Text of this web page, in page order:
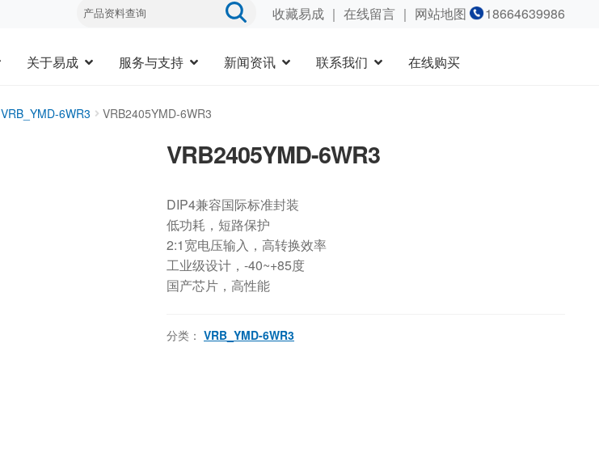
收藏易成｜ 在线留言｜ 网站地图 18664639986
关于易成 服务与支持 新闻资讯 联系我们 在线购买
VRB_YMD-6WR3 VRB2405YMD-6WR3
VRB2405YMD-6WR3
DIP4兼容国际标准封装
低功耗，短路保护
2:1宽电压输入，高转换效率
工业级设计，-40~+85度
国产芯片，高性能
分类： VRB_YMD-6WR3